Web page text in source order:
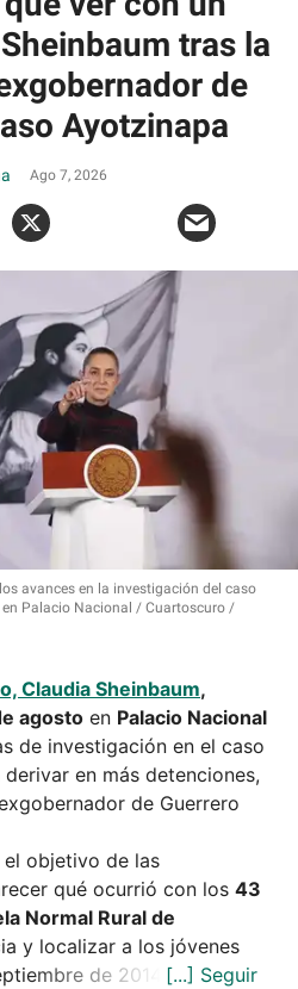
tras la
de
Ayotzinapa
Ago 7, 2026
avances en la investigación del caso
Palacio Nacional
Cuartoscuro /
Claudia Sheinbaum,
agosto en Palacio Nacional
de investigación en el caso
en más detenciones,
de Guerrero
el objetivo de las
qué ocurrió con los 43
Normal Rural de
y localizar a los jóvenes
de 2014.